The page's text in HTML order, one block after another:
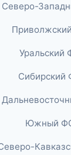
Северо-
Уральский
Сибирский
Южный